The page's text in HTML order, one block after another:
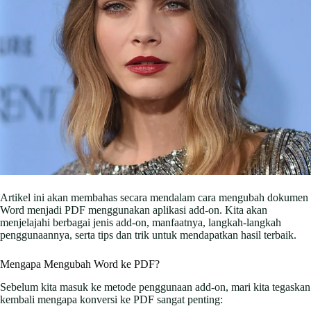
Artikel ini akan membahas secara mendalam cara mengubah dokumen
Word menjadi PDF menggunakan aplikasi add-on. Kita akan
menjelajahi berbagai jenis add-on, manfaatnya, langkah-langkah
penggunaannya, serta tips dan trik untuk mendapatkan hasil terbaik.
Mengapa Mengubah Word ke PDF?
Sebelum kita masuk ke metode penggunaan add-on, mari kita tegaskan
kembali mengapa konversi ke PDF sangat penting: